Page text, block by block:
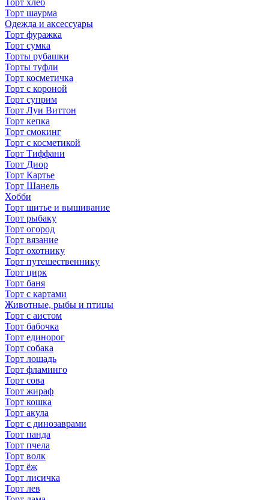
Торт хлеб
Торт шаурма
Одежда и аксессуары
Торт фуражка
Торт сумка
Торты рубашки
Торты туфли
Торт косметичка
Торт с короной
Торт суприм
Торт Луи Виттон
Торт кепка
Торт смокинг
Торт с косметикой
Торт Тиффани
Торт Диор
Торт Картье
Торт Шанель
Хобби
Торт шитье и вышивание
Торт рыбаку
Торт огород
Торт вязание
Торт охотнику
Торт путешественнику
Торт цирк
Торт баня
Торт с картами
Животные, рыбы и птицы
Торт с аистом
Торт бабочка
Торт единорог
Торт собака
Торт лошадь
Торт фламинго
Торт сова
Торт жираф
Торт кошка
Торт акула
Торт с динозаврами
Торт панда
Торт пчела
Торт волк
Торт ёж
Торт лисичка
Торт лев